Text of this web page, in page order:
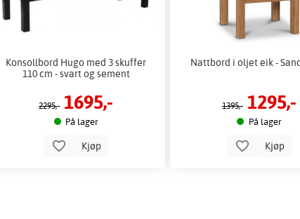
Konsollbord Hugo med 3 skuffer
110 cm - svart og sement
2295,- 1695,-
På lager
Kjøp
Nattbord i oljet eik -
1395,- 1295,-
På lager
Kjøp